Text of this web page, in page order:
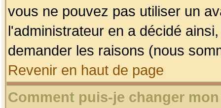
vous ne pouvez pas utiliser un
l'administrateur en a décidé
demander les raisons (nous
Revenir en haut de page
Comment puis-je changer